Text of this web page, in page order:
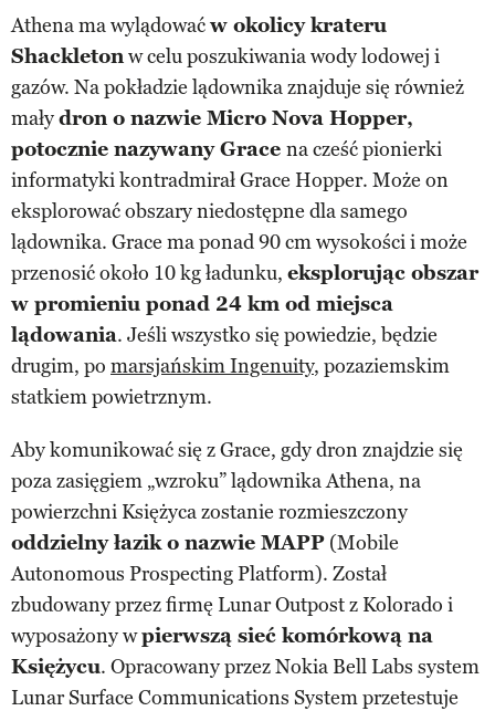
Athena ma wylądowaćw okolicy krateru
Shackletonw celu poszukiwania wody lodowej i
gazów. Na pokładzie lądownika znajduje się również
małydron o nazwie Micro Nova Hopper,
potocznie nazywany Grace na cześć pionierki
informatyki kontradmirał Grace Hopper. Może on
eksplorować obszary niedostępne dla samego
lądownika. Grace ma ponad 90 cm wysokości i może
przenosić około 10 kg ładunku, eksplorując obszar
w promieniu ponad 24 km od miejsca
lądowania. Jeśli wszystko się powiedzie, będzie
drugim, po marsjańskim Ingenuity, pozaziemskim
statkiem powietrznym.
Aby komunikować się z Grace, gdy dron znajdzie się
poza zasięgiem „wzroku” lądownika Athena, na
powierzchni Księżyca zostanie rozmieszczony
oddzielny łazik o nazwie MAPP (Mobile
Autonomous Prospecting Platform). Został
zbudowany przez firmę Lunar Outpost z Kolorado i
wyposażony wpierwszą sieć komórkową na
Księżycu. Opracowany przez Nokia Bell Labs system
Lunar Surface Communications System przetestuje